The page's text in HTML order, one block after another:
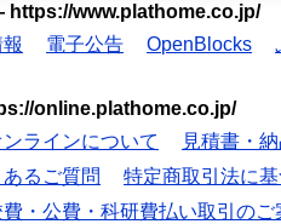
https://www.plathome.co.jp/
電子公告 OpenBlocks
online.plathome.co.jp/
ラインについて
見積書・
あるご質問
特定商取引法に
費・公費・科研費払い取引のご